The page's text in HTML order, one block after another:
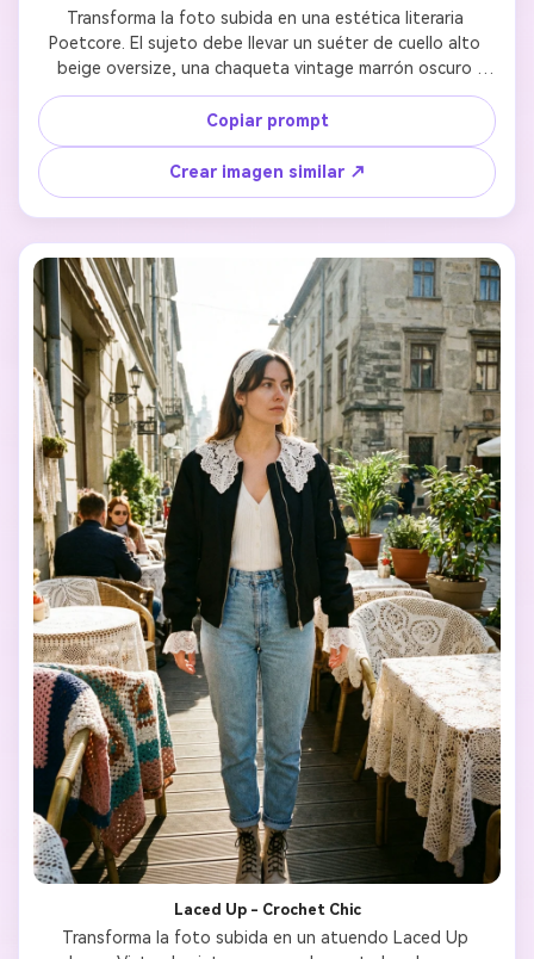
Transforma la foto subida en una estética literaria
Poetcore. El sujeto debe llevar un suéter de cuello alto
beige oversize, una chaqueta vintage marrón oscuro
holgada y jeans azul oscuro rectos. Accesoriza con gafas
vintage redondas y un maletín de cuero marrón. Mantén la
identidad facial exactamente mientras lo sitúas fuera de
una librería independiente con hojas otoñales y luz suave
de tarde.
Copiar prompt
Crear imagen similar ↗
Laced Up - Crochet Chic
Transforma la foto subida en un atuendo Laced Up